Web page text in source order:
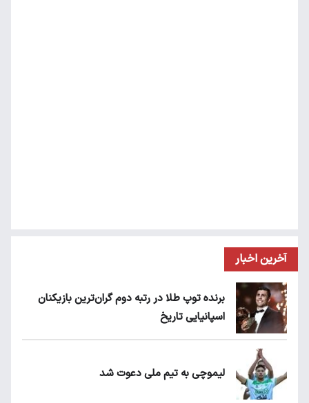
آخرین اخبار
برنده توپ طلا در رتبه دوم گران‌ترین بازیکنان
اسپانیایی تاریخ
لیموچی به تیم ملی دعوت شد